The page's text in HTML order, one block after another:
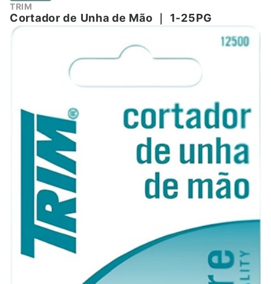
TRIM
Cortador de Unha de Mão 1-25PG